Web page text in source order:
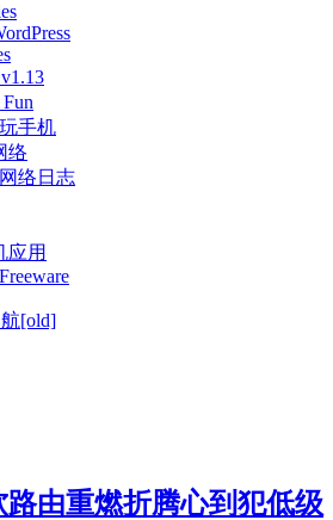
玩手机
络
网络日志
应用
Freeware
[old]
由重燃折腾心到犯低级